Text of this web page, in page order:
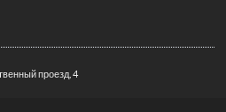
проезд, 4